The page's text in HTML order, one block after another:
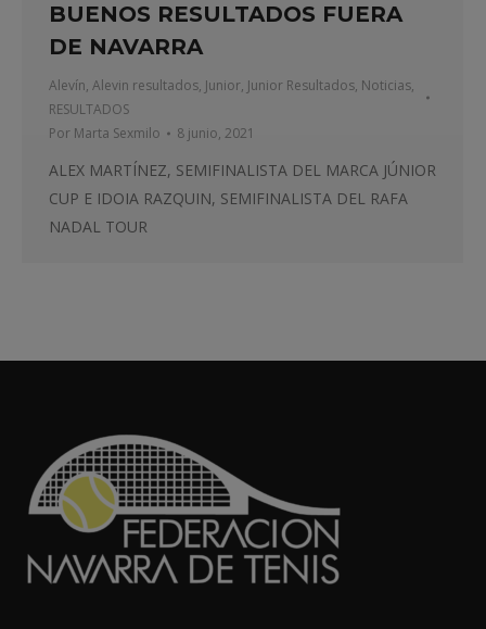
BUENOS RESULTADOS FUERA
DE NAVARRA
Alevín, Alevin resultados, Junior, Junior Resultados, Noticias,
RESULTADOS
Por Marta Sexmilo 8 junio, 2021
ALEX MARTÍNEZ, SEMIFINALISTA DEL MARCA JÚNIOR
CUP E IDOIA RAZQUIN, SEMIFINALISTA DEL RAFA
NADAL TOUR